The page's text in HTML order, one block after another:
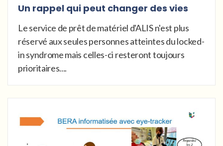
Un rappel qui peut changer des vies
Le service de prêt de matériel d'ALIS n'est plus
réservé aux seules personnes atteintes du locked-
in syndrome mais celles-ci resteront toujours
prioritaires....